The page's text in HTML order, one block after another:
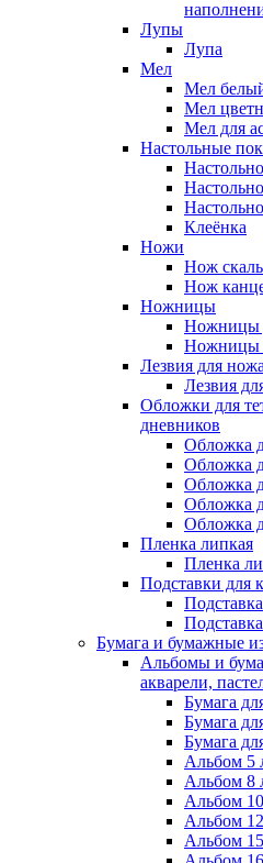
Лупы
Лупа
Мел
Мел
Мел
Мел для
Настольные
Клеёнка
Ножи
Нож
Нож
Ножницы
Ножницы
Ножницы
Лезвия для ножа
Лезвия
Обложки для
дневников
Обложка
Обложка
Обложка
Обложка
Обложка
Пленка липкая
Пленка
Подставки для
Бумага и бумажные
Альбомы и
акварели,
Бумага
Бумага
Бумага
Альбом 5
Альбом 8
Альбом
Альбом
Альбом